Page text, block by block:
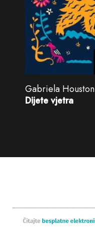
Gabriela Houston
Dijete vjetra